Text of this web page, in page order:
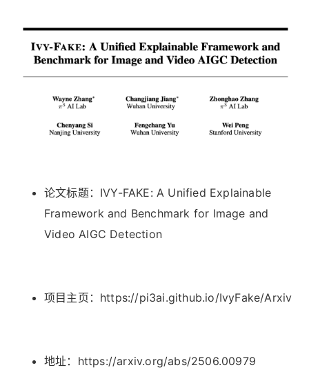
论文标题：IVY-FAKE: A Unified Explainable
Framework and Benchmark for Image and
Video AIGC Detection
项目主页：https://pi3ai.github.io/IvyFake/Arxiv
地址：https://arxiv.org/abs/2506.00979